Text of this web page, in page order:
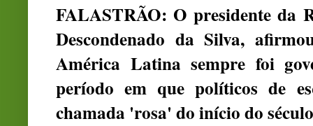
FALASTRÃO: O presidente da
Descondenado da Silva,
América Latina sempre foi
período em que políticos de
chamada 'rosa' do início do